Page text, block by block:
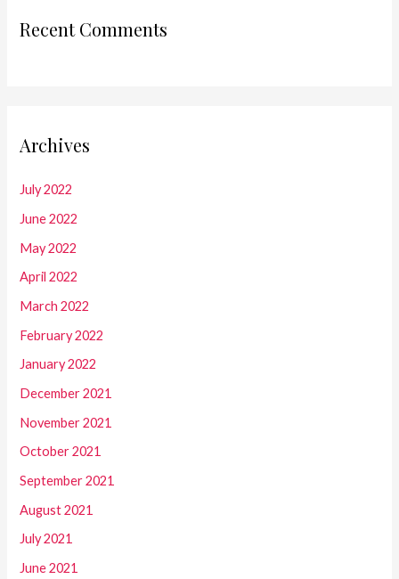
Recent Comments
Archives
July 2022
June 2022
May 2022
April 2022
March 2022
February 2022
January 2022
December 2021
November 2021
October 2021
September 2021
August 2021
July 2021
June 2021